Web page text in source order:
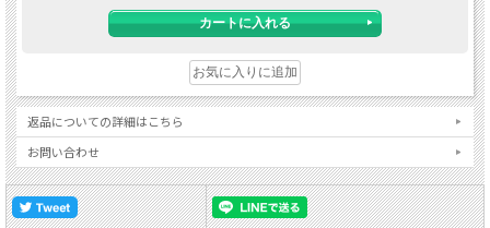
返品についての詳細はこちら
お問い合わせ